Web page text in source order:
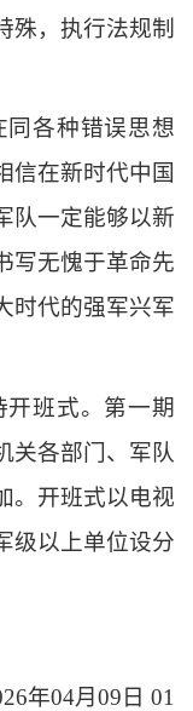
殊，执行法规制
同各种错误思想
信在新时代中国
队一定能够以新
写无愧于革命先
时代的强军兴军
班式。第一期
关各部门、军队
。开班式以电视
级以上单位设分
年04月09日 01